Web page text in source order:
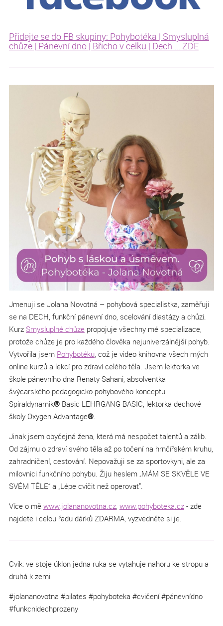
Přidejte se do FB skupiny: Pohybotéka | Smysluplná
chůze | Pánevní dno | Břicho v celku | Dech ... ZDE
Jmenuji se Jolana Novotná – pohybová specialistka, zaměřuji
se na DECH, funkční pánevní dno, scelování diastázy a chůzi.
Kurz Smysluplné chůzepropojuje všechny mé specializace,
protože chůze je pro každého člověka nejuniverzálnější pohyb.
Vytvořila jsem Pohybotéku, což je video knihovna všech mých
online kurzů a lekcí pro zdraví celého těla. Jsem lektorka ve
škole pánevního dna Renaty Sahani, absolventka
švýcarského pedagogicko-pohybového konceptu
Spiraldynamik®Basic LEHRGANG BASIC, lektorka dechové
školy Oxygen Advantage®.
Jinak jsem obyčejná žena, která má nespočet talentů a zálib.
Od zájmu o zdraví svého těla až po točení na hrnčířském kruhu,
zahradničení, cestování. Nepovažuji se za sportovkyni, ale za
milovnici funkčního pohybu. Žiju heslem „MÁM SE SKVĚLE VE
SVÉM TĚLE“ a „Lépe cvičit než operovat".
Více o mě www.jolananovotna.cz, www.pohyboteka.cz- zde
najdete i celou řadu dárků ZDARMA, vyzvedněte si je.
Cvik: ve stoje úklon jedna ruka se vytahuje nahoru ke stropu a
druhá k zemi
#jolananovotna #pilates #pohyboteka #cvičení #pánevnídno
#funkcnidechprozeny